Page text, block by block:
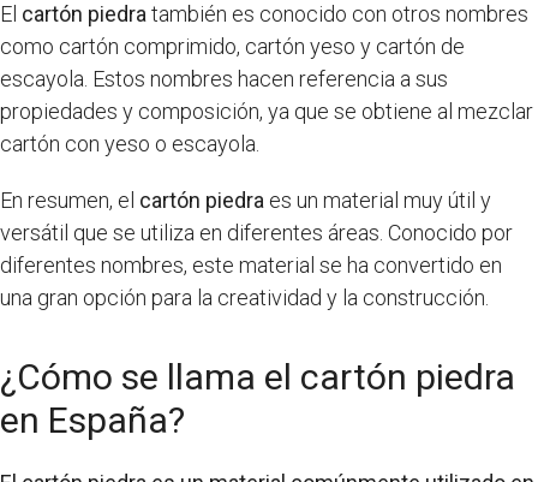
El cartón piedra también es conocido con otros nombres
como cartón comprimido, cartón yeso y cartón de
escayola. Estos nombres hacen referencia a sus
propiedades y composición, ya que se obtiene al mezclar
cartón con yeso o escayola.
En resumen, el cartón piedra es un material muy útil y
versátil que se utiliza en diferentes áreas. Conocido por
diferentes nombres, este material se ha convertido en
una gran opción para la creatividad y la construcción.
¿Cómo se llama el cartón piedra
en España?